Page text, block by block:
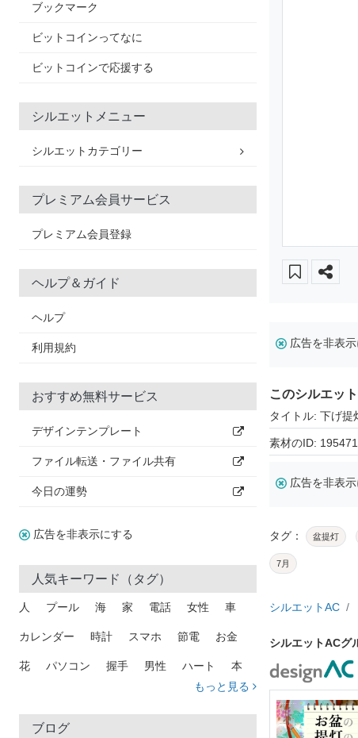
ブックマーク
ビットコインってなに
ビットコインで応援する
シルエットメニュー
シルエットカテゴリー
プレミアム会員サービス
プレミアム会員登録
ヘルプ＆ガイド
ヘルプ
利用規約
おすすめ無料サービス
デザインテンプレート
ファイル転送・ファイル共有
今日の運勢
広告を非表示にする
人気キーワード（タグ）
人 プール 海 家 電話 女性 車
カレンダー 時計 スマホ 節電 お金
花 パソコン 握手 男性 ハート 本
トラック 木
吹き出し
もっと見る
ブログ
広告を非表
このシルエッ
タイトル: 下げ提
素材のID: 195471
広告を非表
タグ： 盆提灯
7月
シルエットAC
シルエットACグ